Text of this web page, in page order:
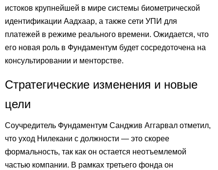
истоков крупнейшей в мире системы биометрической
идентификации Аадхаар, а также сети УПИ для
платежей в режиме реального времени. Ожидается, что
его новая роль в Фундаментум будет сосредоточена на
консультировании и менторстве.
Стратегические изменения и новые
цели
Соучредитель Фундаментум Санджив Аггарвал отметил,
что уход Нилекани с должности — это скорее
формальность, так как он остается неотъемлемой
частью компании. В рамках третьего фонда он